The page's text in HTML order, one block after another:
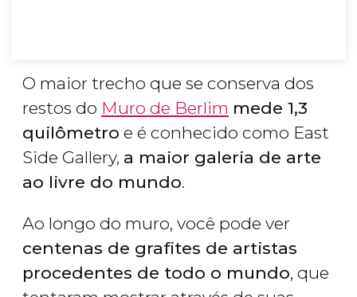
O maior trecho que se conserva dos
restos do Muro de Berlim mede 1,3
quilômetro e é conhecido como East
Side Gallery, a maior galeria de arte
ao livre do mundo.
Ao longo do muro, você pode ver
centenas de grafites de artistas
procedentes de todo o mundo, que